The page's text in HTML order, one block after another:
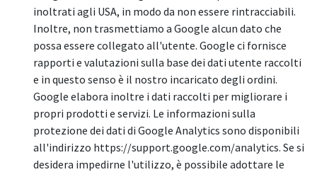
inoltrati agli USA, in modo da non essere rintracciabili.
Inoltre, non trasmettiamo a Google alcun dato che
possa essere collegato all'utente. Google ci fornisce
rapporti e valutazioni sulla base dei dati utente raccolti
e in questo senso è il nostro incaricato degli ordini.
Google elabora inoltre i dati raccolti per migliorare i
propri prodotti e servizi. Le informazioni sulla
protezione dei dati di Google Analytics sono disponibili
all'indirizzo https://support.google.com/analytics. Se si
desidera impedirne l'utilizzo, è possibile adottare le